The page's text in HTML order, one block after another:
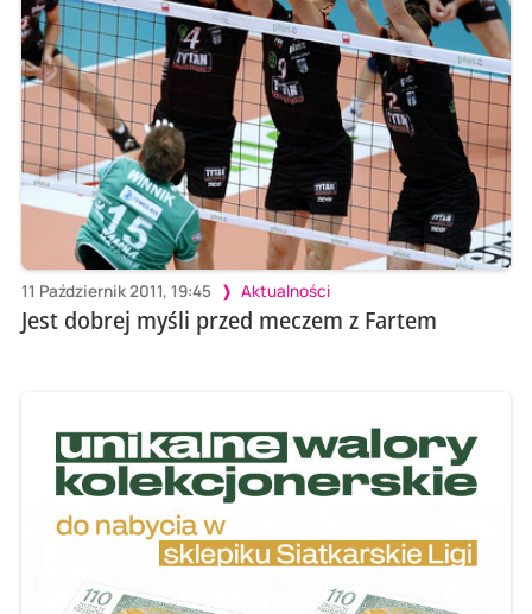
11 Październik 2011, 19:45 Aktualności
Jest dobrej myśli przed meczem z Fartem